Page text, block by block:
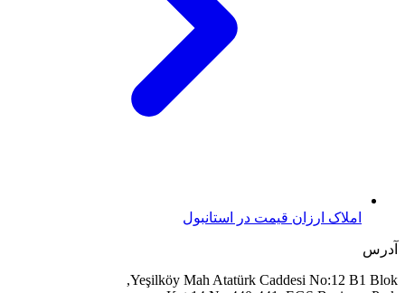
املاک ارزان قیمت در استانبول
آدرس
Yeşilköy Mah Atatürk Caddesi No:12 B1 Blok,